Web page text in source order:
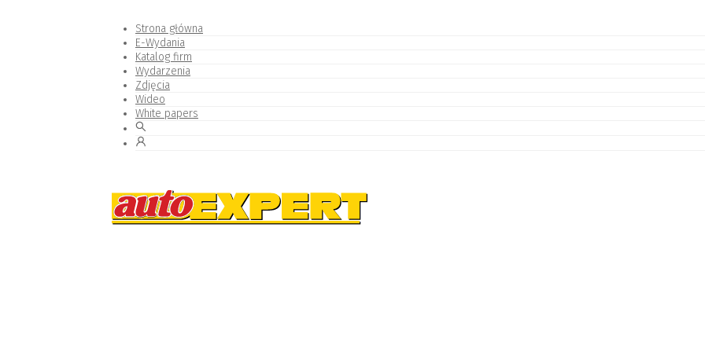
Strona główna
E-Wydania
Katalog firm
Wydarzenia
Zdjęcia
Wideo
White papers